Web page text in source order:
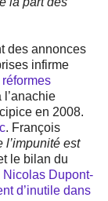
des annonces
infirme
l’anachie
en 2008.
. François
l’impunité est
le bilan du
Nicolas Dupont-
d’inutile dans